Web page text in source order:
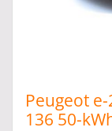
Peugeot
136 50-